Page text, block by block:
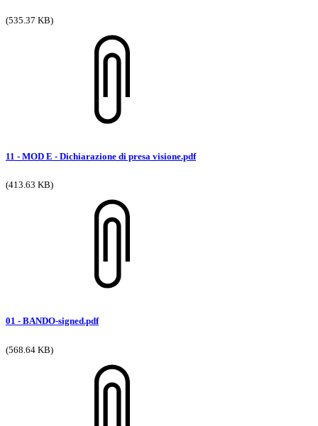
(535.37 KB)
11 - MOD E - Dichiarazione di presa visione.pdf
(413.63 KB)
01 - BANDO-signed.pdf
(568.64 KB)